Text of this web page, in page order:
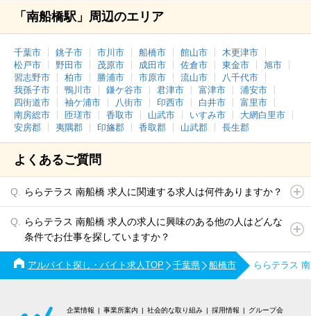
「南船橋駅」周辺のエリア
千葉市 銚子市 市川市 船橋市 館山市
木更津市
松戸市
野田市 茂原市 成田市 佐倉市 東金市
旭市
習志野市
柏市 勝浦市 市原市 流山市
八千代市
我孫子市
鴨川市 鎌ケ谷市 君津市 富津市
浦安市
四街道市
袖ケ浦市 八街市 印西市 白井市
富里市
南房総市
匝瑳市 香取市 山武市 いすみ市
大網白里市
安房郡
夷隅郡 印旛郡 香取郡 山武郡 長生郡
よくあるご質問
ららテラス 南船橋 求人に関連する求人は何件ありますか？
ららテラス 南船橋 求人の求人に興味のある他の人はどんな
条件でお仕事を探していますか？
アルバイト探し・バイト求人TOP 千葉県 船橋市 ららテラス
企業情報 事業所案内 社会的な取り組み 採用情報 グループ会